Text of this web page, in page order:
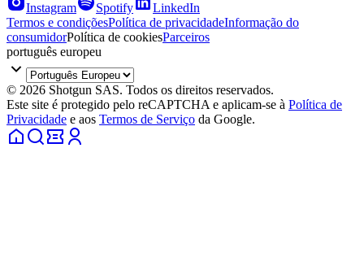
Instagram Spotify
LinkedIn
Termos e condiçõesPolítica de privacidadeInformação do
consumidorPolítica de cookiesParceiros
português europeu
© 2026 Shotgun SAS. Todos os direitos reservados.
Este site é protegido pelo reCAPTCHA e aplicam-se à Política de
Privacidade e aos Termos de Serviço da Google.